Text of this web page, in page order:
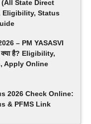
(All State Direct
Eligibility, Status
– PM YASASVI
है? Eligibility,
Apply Online
2026 Check Online:
& PFMS Link